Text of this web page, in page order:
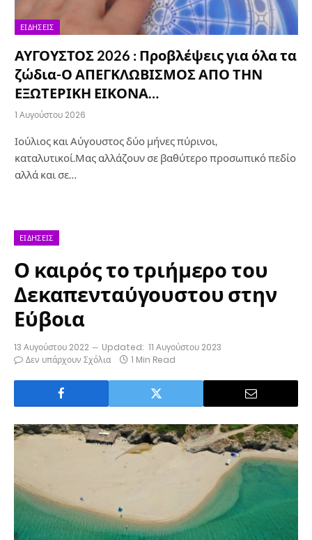
ΕΙΔΉΣΕΙΣ
ΑΥΓΟΥΣΤΟΣ 2026 : Προβλέψεις για όλα τα
ζώδια-Ο ΑΠΕΓΚΛΩΒΙΣΜΟΣ ΑΠΟ ΤΗΝ
ΕΞΩΤΕΡΙΚΗ ΕΙΚΟΝΑ…
1 Αυγούστου 2026
Ιούλιος και Αύγουστος δύο μήνες πύρινοι,
καταλυτικοί.Μας αλλάζουν σε βαθύτερο προσωπικό πεδίο
αλλά και σε…
ΕΙΔΉΣΕΙΣ
Ο καιρός το τριήμερο του
Δεκαπενταύγουστου στην
Εύβοια
13 Αυγούστου 2022 Updated: 11 Αυγούστου 2023
Δεν υπάρχουν Σχόλια
1 Min Read